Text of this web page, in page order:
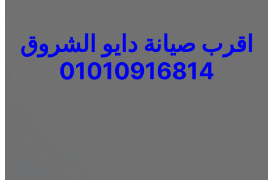
اقرب صيانة دايو الشروق
01010916814